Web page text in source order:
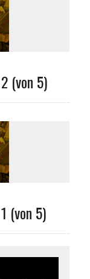
(von 5)
(von 5)